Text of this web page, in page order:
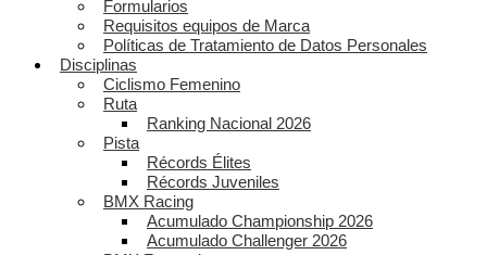
Formularios
Requisitos equipos de Marca
Políticas de Tratamiento de Datos Personales
Disciplinas
Ciclismo Femenino
Ruta
Ranking Nacional 2026
Pista
Récords Élites
Récords Juveniles
BMX Racing
Acumulado Championship 2026
Acumulado Challenger 2026